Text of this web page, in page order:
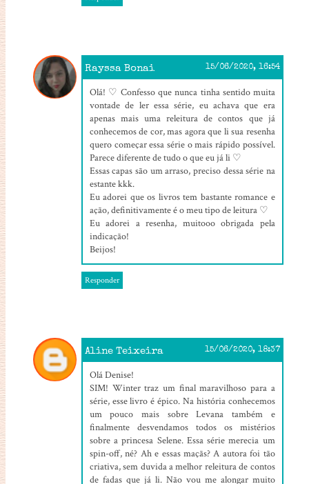
Rayssa Bonai 15/06/2020, 16:54
Olá! ♡ Confesso que nunca tinha sentido muita
vontade de ler essa série, eu achava que era
apenas mais uma releitura de contos que já
conhecemos de cor, mas agora que li sua resenha
quero começar essa série o mais rápido possível.
Parece diferente de tudo o que eu já li ♡
Essas capas são um arraso, preciso dessa série na
estante kkk.
Eu adorei que os livros tem bastante romance e
ação, definitivamente é o meu tipo de leitura ♡
Eu adorei a resenha, muitooo obrigada pela
indicação!
Beijos!
Responder
Aline Teixeira 15/06/2020, 18:37
Olá Denise!
SIM! Winter traz um final maravilhoso para a
série, esse livro é épico. Na história conhecemos
um pouco mais sobre Levana também e
finalmente desvendamos todos os mistérios
sobre a princesa Selene. Essa série merecia um
spin-off, né? Ah e essas maçãs? A autora foi tão
criativa, sem duvida a melhor releitura de contos
de fadas que já li. Não vou me alongar muito